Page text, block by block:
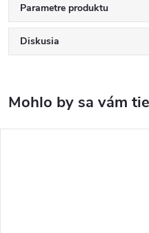
Parametre produktu
Diskusia